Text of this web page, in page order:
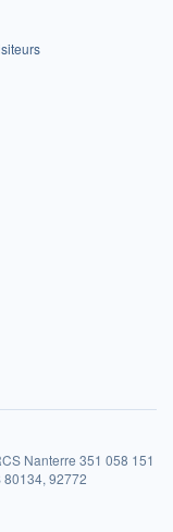
Nanterre 351 058 151
80134, 92772